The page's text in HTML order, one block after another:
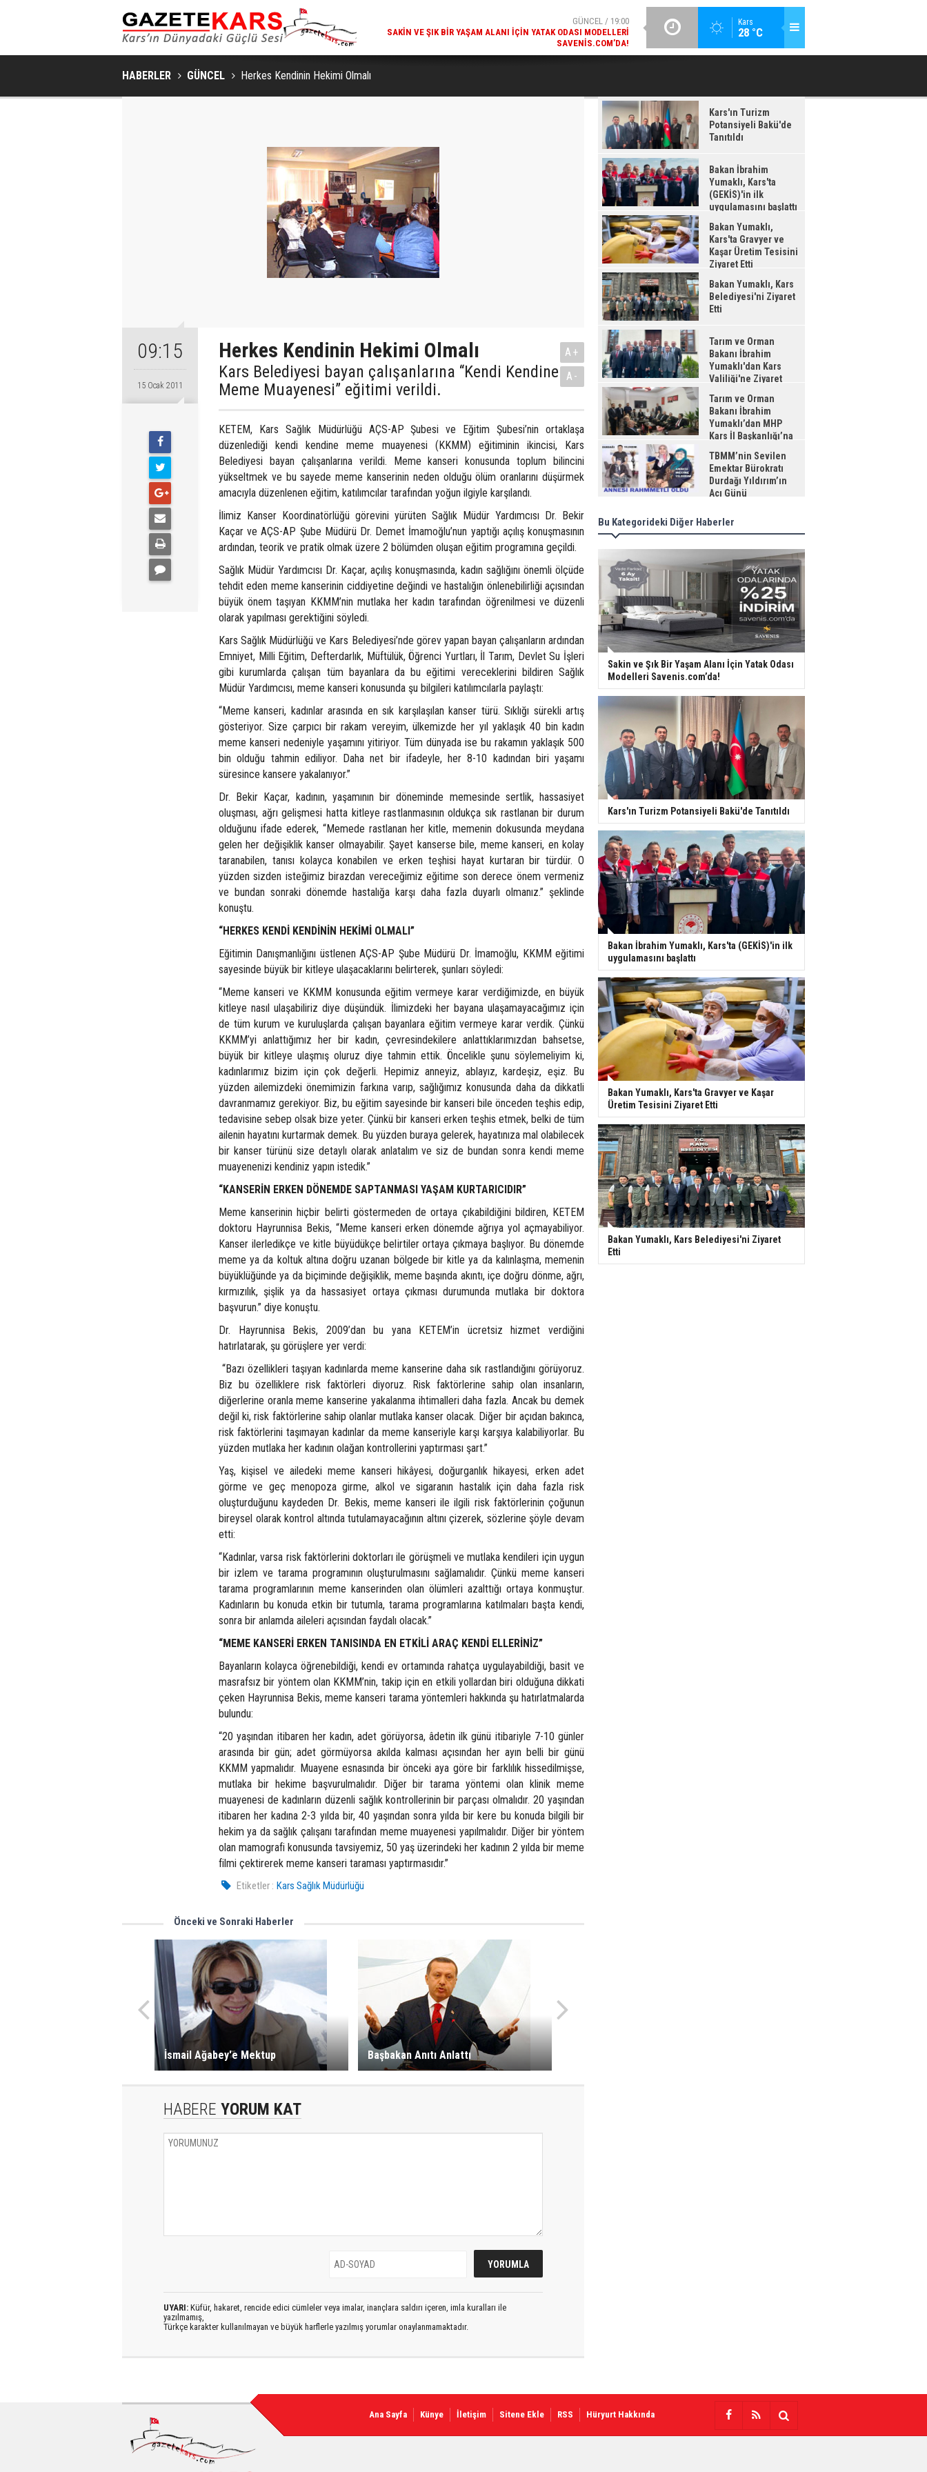
Kars
28 °C
GÜNCEL / 18:38
KARS'IN TURIZM POTANSIYELI BAKÜ'DE TANITILDI
BAKAN İBRAHIM YUMAKLI, KARS'TA (GEKİS)'IN ILK
HABERLER GÜNCEL Herkes Kendinin Hekimi Olmalı
09:15
15 Ocak 2011
Herkes Kendinin Hekimi Olmalı
Kars Belediyesi bayan çalışanlarına “Kendi Kendine
Meme Muayenesi” eğitimi verildi.
A+
A-
KETEM, Kars Sağlık Müdürlüğü AÇS-AP Şubesi ve Eğitim Şubesi’nin ortaklaşa
düzenlediği kendi kendine meme muayenesi (KKMM) eğitiminin ikincisi, Kars
Belediyesi bayan çalışanlarına verildi. Meme kanseri konusunda toplum bilincini
yükseltmek ve bu sayede meme kanserinin neden olduğu ölüm oranlarını düşürmek
amacıyla düzenlenen eğitim, katılımcılar tarafından yoğun ilgiyle karşılandı.
İlimiz Kanser Koordinatörlüğü görevini yürüten Sağlık Müdür Yardımcısı Dr. Bekir
Kaçar ve AÇS-AP Şube Müdürü Dr. Demet İmamoğlu’nun yaptığı açılış konuşmasının
ardından, teorik ve pratik olmak üzere 2 bölümden oluşan eğitim programına geçildi.
Sağlık Müdür Yardımcısı Dr. Kaçar, açılış konuşmasında, kadın sağlığını önemli ölçüde
tehdit eden meme kanserinin ciddiyetine değindi ve hastalığın önlenebilirliği açısından
büyük önem taşıyan KKMM’nin mutlaka her kadın tarafından öğrenilmesi ve düzenli
olarak yapılması gerektiğini söyledi.
Kars Sağlık Müdürlüğü ve Kars Belediyesi’nde görev yapan bayan çalışanların ardından
Emniyet, Milli Eğitim, Defterdarlık, Müftülük, Öğrenci Yurtları, İl Tarım, Devlet Su İşleri
gibi kurumlarda çalışan tüm bayanlara da bu eğitimi vereceklerini bildiren Sağlık
Müdür Yardımcısı, meme kanseri konusunda şu bilgileri katılımcılarla paylaştı:
“Meme kanseri, kadınlar arasında en sık karşılaşılan kanser türü. Sıklığı sürekli artış
gösteriyor. Size çarpıcı bir rakam vereyim, ülkemizde her yıl yaklaşık 40 bin kadın
meme kanseri nedeniyle yaşamını yitiriyor. Tüm dünyada ise bu rakamın yaklaşık 500
bin olduğu tahmin ediliyor. Daha net bir ifadeyle, her 8-10 kadından biri yaşamı
süresince kansere yakalanıyor.”
Dr. Bekir Kaçar, kadının, yaşamının bir döneminde memesinde sertlik, hassasiyet
oluşması, ağrı gelişmesi hatta kitleye rastlanmasının oldukça sık rastlanan bir durum
olduğunu ifade ederek, “Memede rastlanan her kitle, memenin dokusunda meydana
gelen her değişiklik kanser olmayabilir. Şayet kanserse bile, meme kanseri, en kolay
taranabilen, tanısı kolayca konabilen ve erken teşhisi hayat kurtaran bir türdür. O
yüzden sizden isteğimiz birazdan vereceğimiz eğitime son derece önem vermeniz
ve bundan sonraki dönemde hastalığa karşı daha fazla duyarlı olmanız.” şeklinde
konuştu.
“HERKES KENDİ KENDİNİN HEKİMİ OLMALI”
Eğitimin Danışmanlığını üstlenen AÇS-AP Şube Müdürü Dr. İmamoğlu, KKMM eğitimi
sayesinde büyük bir kitleye ulaşacaklarını belirterek, şunları söyledi:
“Meme kanseri ve KKMM konusunda eğitim vermeye karar verdiğimizde, en büyük
kitleye nasıl ulaşabiliriz diye düşündük. İlimizdeki her bayana ulaşamayacağımız için
de tüm kurum ve kuruluşlarda çalışan bayanlara eğitim vermeye karar verdik. Çünkü
KKMM’yi anlattığımız her bir kadın, çevresindekilere anlattıklarımızdan bahsetse,
büyük bir kitleye ulaşmış oluruz diye tahmin ettik. Öncelikle şunu söylemeliyim ki,
kadınlarımız bizim için çok değerli. Hepimiz anneyiz, ablayız, kardeşiz, eşiz. Bu
yüzden ailemizdeki önemimizin farkına varıp, sağlığımız konusunda daha da dikkatli
davranmamız gerekiyor. Biz, bu eğitim sayesinde bir kanseri bile önceden teşhis edip,
tedavisine sebep olsak bize yeter. Çünkü bir kanseri erken teşhis etmek, belki de tüm
ailenin hayatını kurtarmak demek. Bu yüzden buraya gelerek, hayatınıza mal olabilecek
bir kanser türünü size detaylı olarak anlatalım ve siz de bundan sonra kendi meme
muayenenizi kendiniz yapın istedik.”
“KANSERİN ERKEN DÖNEMDE SAPTANMASI YAŞAM KURTARICIDIR”
Meme kanserinin hiçbir belirti göstermeden de ortaya çıkabildiğini bildiren, KETEM
doktoru Hayrunnisa Bekis, “Meme kanseri erken dönemde ağrıya yol açmayabiliyor.
Kanser ilerledikçe ve kitle büyüdükçe belirtiler ortaya çıkmaya başlıyor. Bu dönemde
meme ya da koltuk altına doğru uzanan bölgede bir kitle ya da kalınlaşma, memenin
büyüklüğünde ya da biçiminde değişiklik, meme başında akıntı, içe doğru dönme, ağrı,
kırmızılık, şişlik ya da hassasiyet ortaya çıkması durumunda mutlaka bir doktora
başvurun.” diye konuştu.
Dr. Hayrunnisa Bekis, 2009’dan bu yana KETEM’in ücretsiz hizmet verdiğini
hatırlatarak, şu görüşlere yer verdi:
“Bazı özellikleri taşıyan kadınlarda meme kanserine daha sık rastlandığını görüyoruz.
Biz bu özelliklere risk faktörleri diyoruz. Risk faktörlerine sahip olan insanların,
diğerlerine oranla meme kanserine yakalanma ihtimalleri daha fazla. Ancak bu demek
değil ki, risk faktörlerine sahip olanlar mutlaka kanser olacak. Diğer bir açıdan bakınca,
risk faktörlerini taşımayan kadınlar da meme kanseriyle karşı karşıya kalabiliyorlar. Bu
yüzden mutlaka her kadının olağan kontrollerini yaptırması şart.”
Yaş, kişisel ve ailedeki meme kanseri hikâyesi, doğurganlık hikayesi, erken adet
görme ve geç menopoza girme, alkol ve sigaranın hastalık için daha fazla risk
oluşturduğunu kaydeden Dr. Bekis, meme kanseri ile ilgili risk faktörlerinin çoğunun
bireysel olarak kontrol altında tutulamayacağının altını çizerek, sözlerine şöyle devam
etti:
“Kadınlar, varsa risk faktörlerini doktorları ile görüşmeli ve mutlaka kendileri için uygun
bir izlem ve tarama programının oluşturulmasını sağlamalıdır. Çünkü meme kanseri
tarama programlarının meme kanserinden olan ölümleri azalttığı ortaya konmuştur.
Kadınların bu konuda etkin bir tutumla, tarama programlarına katılmaları başta kendi,
sonra bir anlamda aileleri açısından faydalı olacak.”
“MEME KANSERİ ERKEN TANISINDA EN ETKİLİ ARAÇ KENDİ ELLERİNİZ”
Bayanların kolayca öğrenebildiği, kendi ev ortamında rahatça uygulayabildiği, basit ve
masrafsız bir yöntem olan KKMM’nin, takip için en etkili yollardan biri olduğuna dikkati
çeken Hayrunnisa Bekis, meme kanseri tarama yöntemleri hakkında şu hatırlatmalarda
bulundu:
“20 yaşından itibaren her kadın, adet görüyorsa, âdetin ilk günü itibariyle 7-10 günler
arasında bir gün; adet görmüyorsa akılda kalması açısından her ayın belli bir günü
KKMM yapmalıdır. Muayene esnasında bir önceki aya göre bir farklılık hissedilmişse,
mutlaka bir hekime başvurulmalıdır. Diğer bir tarama yöntemi olan klinik meme
muayenesi de kadınların düzenli sağlık kontrollerinin bir parçası olmalıdır. 20 yaşından
itibaren her kadına 2-3 yılda bir, 40 yaşından sonra yılda bir kere bu konuda bilgili bir
hekim ya da sağlık çalışanı tarafından meme muayenesi yapılmalıdır. Diğer bir yöntem
olan mamografi konusunda tavsiyemiz, 50 yaş üzerindeki her kadının 2 yılda bir meme
filmi çektirerek meme kanseri taraması yaptırmasıdır.”
Etiketler : Kars Sağlık Müdürlüğü
Önceki ve Sonraki Haberler
İsmail Ağabey'e Mektup Başbakan Anıtı Anlattı
HABERE YORUM KAT
UYARI: Küfür, hakaret, rencide edici cümleler veya imalar, inançlara saldırı içeren, imla kuralları ile
yazılmamış,
Türkçe karakter kullanılmayan ve büyük harflerle yazılmış yorumlar onaylanmamaktadır.
Kars'ın Turizm
Potansiyeli Bakü'de
Tanıtıldı
Bakan İbrahim
Yumaklı, Kars'ta
(GEKİS)'in ilk
uygulamasını başlattı
Bakan Yumaklı,
Kars'ta Gravyer ve
Kaşar Üretim Tesisini
Ziyaret Etti
Bakan Yumaklı, Kars
Belediyesi'ni Ziyaret
Etti
Tarım ve Orman
Bakanı İbrahim
Yumaklı'dan Kars
Valiliği'ne Ziyaret
Tarım ve Orman
Bakanı İbrahim
Yumaklı’dan MHP
Kars İl Başkanlığı’na
Ziyaret
TBMM’nin Sevilen
Emektar Bürokratı
Durdağı Yıldırım’ın
Acı Günü
Bu Kategorideki Diğer Haberler
Sakin ve Şık Bir Yaşam Alanı İçin Yatak Odası
Modelleri Savenis.com’da!
Kars'ın Turizm Potansiyeli Bakü'de Tanıtıldı
Bakan İbrahim Yumaklı, Kars'ta (GEKİS)'in ilk
uygulamasını başlattı
Bakan Yumaklı, Kars'ta Gravyer ve Kaşar
Üretim Tesisini Ziyaret Etti
Bakan Yumaklı, Kars Belediyesi'ni Ziyaret
Etti
Ana Sayfa Künye İletişim Sitene Ekle RSS Hüryurt Hakkında